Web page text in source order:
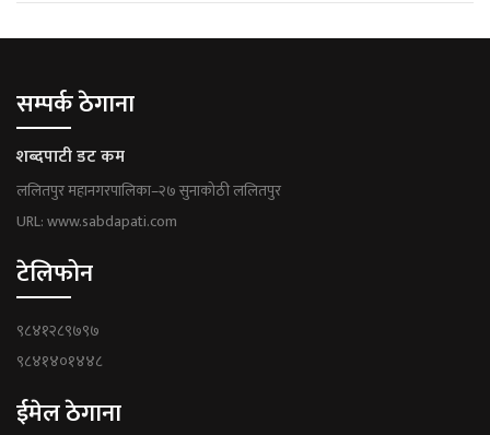
सम्पर्क ठेगाना
शब्दपाटी डट कम
ललितपुर महानगरपालिका–२७ सुनाकोठी ललितपुर
URL: www.sabdapati.com
टेलिफोन
९८४१२८९७९७
९८४१४०१४४८
ईमेल ठेगाना